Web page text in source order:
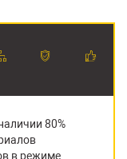
80%
в режиме